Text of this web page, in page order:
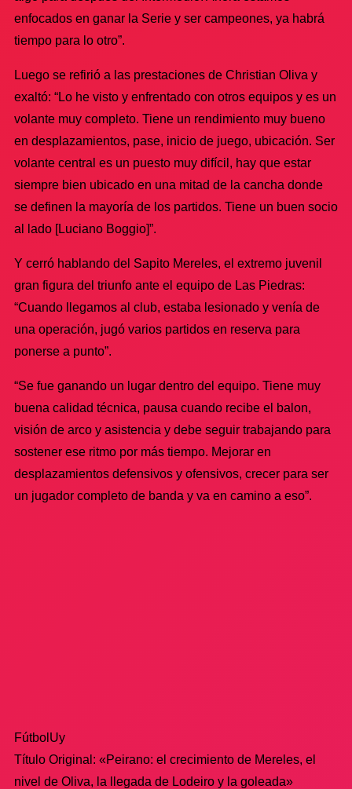
enfocados en ganar la Serie y ser campeones, ya habrá
tiempo para lo otro”.
Luego se refirió a las prestaciones de Christian Oliva y
exaltó: “Lo he visto y enfrentado con otros equipos y es un
volante muy completo. Tiene un rendimiento muy bueno
en desplazamientos, pase, inicio de juego, ubicación. Ser
volante central es un puesto muy difícil, hay que estar
siempre bien ubicado en una mitad de la cancha donde
se definen la mayoría de los partidos. Tiene un buen socio
al lado [Luciano Boggio]”.
Y cerró hablando del Sapito Mereles, el extremo juvenil
gran figura del triunfo ante el equipo de Las Piedras:
“Cuando llegamos al club, estaba lesionado y venía de
una operación, jugó varios partidos en reserva para
ponerse a punto”.
“Se fue ganando un lugar dentro del equipo. Tiene muy
buena calidad técnica, pausa cuando recibe el balon,
visión de arco y asistencia y debe seguir trabajando para
sostener ese ritmo por más tiempo. Mejorar en
desplazamientos defensivos y ofensivos, crecer para ser
un jugador completo de banda y va en camino a eso”.
FútbolUy
Título Original: «Peirano: el crecimiento de Mereles, el
nivel de Oliva, la llegada de Lodeiro y la goleada»